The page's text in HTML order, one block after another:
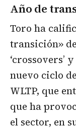
Año de
Toro ha
transición»
‘crossovers’
nuevo ciclo
WLTP, que
que ha
el sector, en